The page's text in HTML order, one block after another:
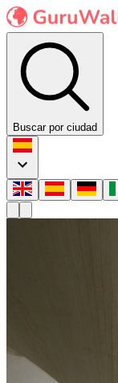
Buscar por ciudad